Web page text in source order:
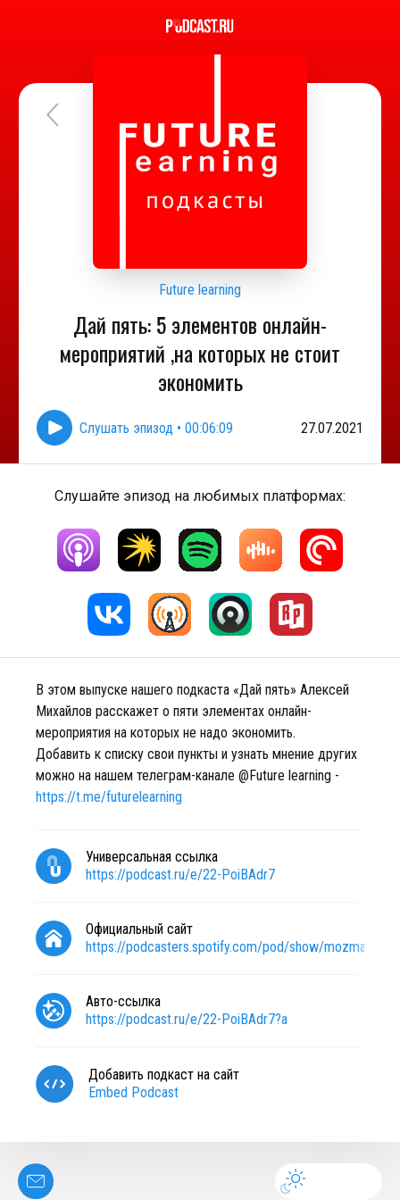
Future learning
Дай пять: 5 элементов онлайн-
мероприятий ,на которых не стоит
экономить
Слушать эпизод • 00:06:09 27.07.2021
Слушайте эпизод на любимых платформах:
В этом выпуске нашего подкаста «Дай пять» Алексей
Михайлов расскажет о пяти элементах онлайн-
мероприятия на которых не надо экономить.
Добавить к списку свои пункты и узнать мнение других
можно на нашем телеграм-канале @Future learning -
https://t.me/futurelearning
Универсальная ссылка
https://podcast.ru/e/22-PoiBAdr7
Официальный сайт
https://podcasters.spotify.com/pod/show/mozmax
Авто-ссылка
https://podcast.ru/e/22-PoiBAdr7?a
Добавить подкаст на сайт
Embed Podcast